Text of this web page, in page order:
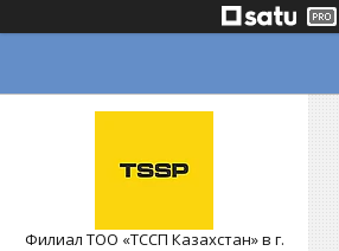
Филиал ТОО «ТССП Казахстан» в г.